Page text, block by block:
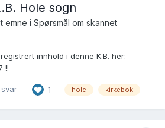
Hole sogn
emne i Spørsmål om skannet
innhold i denne K.B. her:
!!
nr. I 7, 1873-1877, s. 44
svar 1 hole kirkebok